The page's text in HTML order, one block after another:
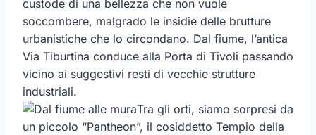
custode di una bellezza che non vuole
soccombere, malgrado le insidie delle brutture
urbanistiche che lo circondano. Dal fiume, l’antica
Via Tiburtina conduce alla Porta di Tivoli passando
vicino ai suggestivi resti di vecchie strutture
industriali.
Tra gli orti, siamo sorpresi da
un piccolo “Pantheon”, il cosiddetto Tempio della